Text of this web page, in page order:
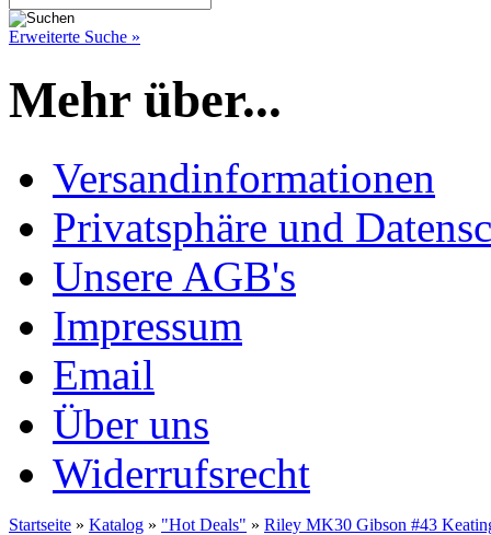
Erweiterte Suche »
Mehr über...
Versandinformationen
Privatsphäre und
Unsere AGB's
Impressum
Email
Über uns
Widerrufsrecht
Startseite » Katalog » "Hot Deals" » Riley MK30 Gibson #43